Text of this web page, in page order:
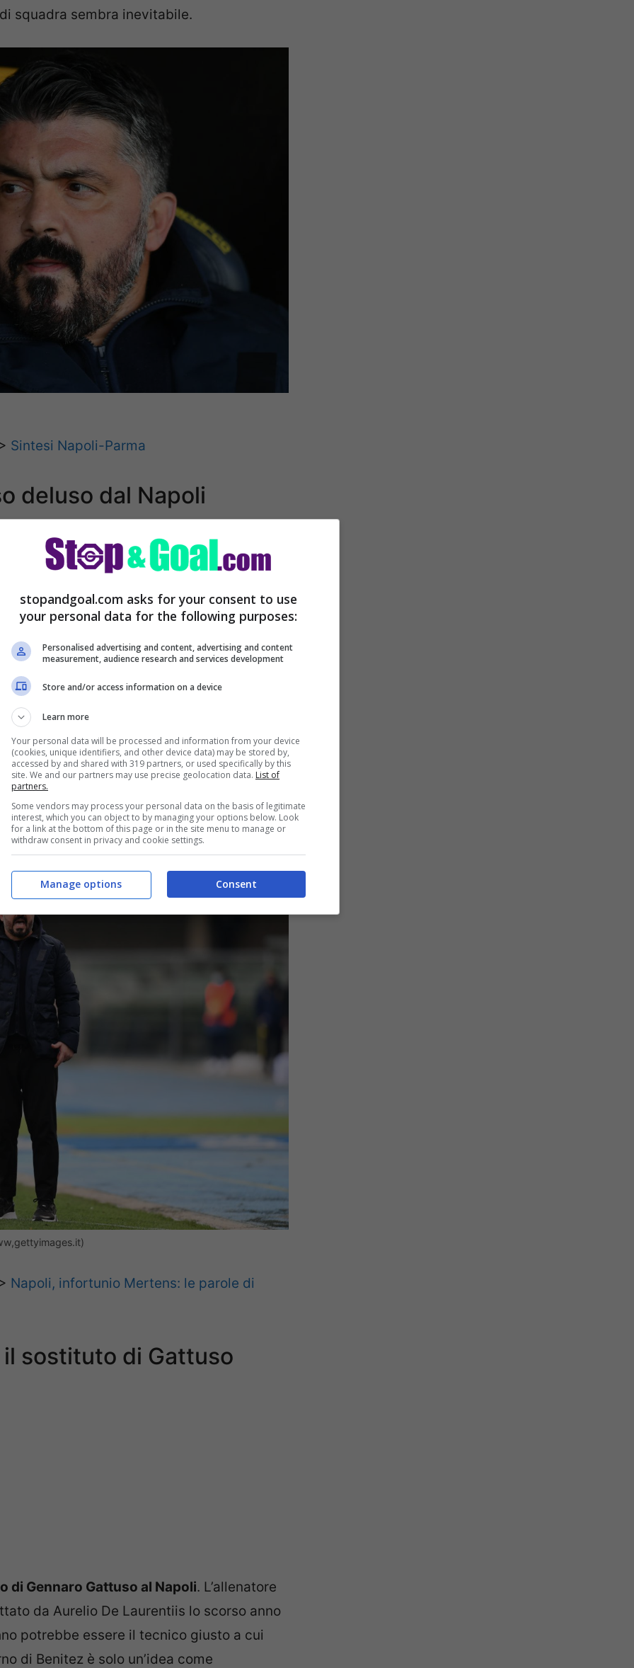
squadra sembra inevitabile.
Sintesi Napoli-Parma
deluso dal Napoli
trattamento dal Napoli
obiettivi stagionali. L’allenatore non ha
sente sua la squadra e reputa ingiuste le
è rimasto deluso da De Laurentiis cha pare
per questo ormai il rinnovo è
stagione sembra inevitabile.
Napoli, infortunio Mertens: le parole di
sostituto di Gattuso
di Gennaro Gattuso al Napoli. L’allenatore
da Aurelio De Laurentiis lo scorso anno
potrebbe essere il tecnico giusto a cui
di Benitez è solo un’idea come
stopandgoal.com asks for your consent to use
your personal data for the following purposes:
Personalised advertising and content, advertising and content
measurement, audience research and services development
Store and/or access information on a device
Learn more
Your personal data will be processed and information from your device
(cookies, unique identifiers, and other device data) may be stored by,
accessed by and shared with 319 partners, or used specifically by this
site. We and our partners may use precise geolocation data. List of
partners.
Some vendors may process your personal data on the basis of legitimate
interest, which you can object to by managing your options below. Look
for a link at the bottom of this page or in the site menu to manage or
withdraw consent in privacy and cookie settings.
Consent
Manage options